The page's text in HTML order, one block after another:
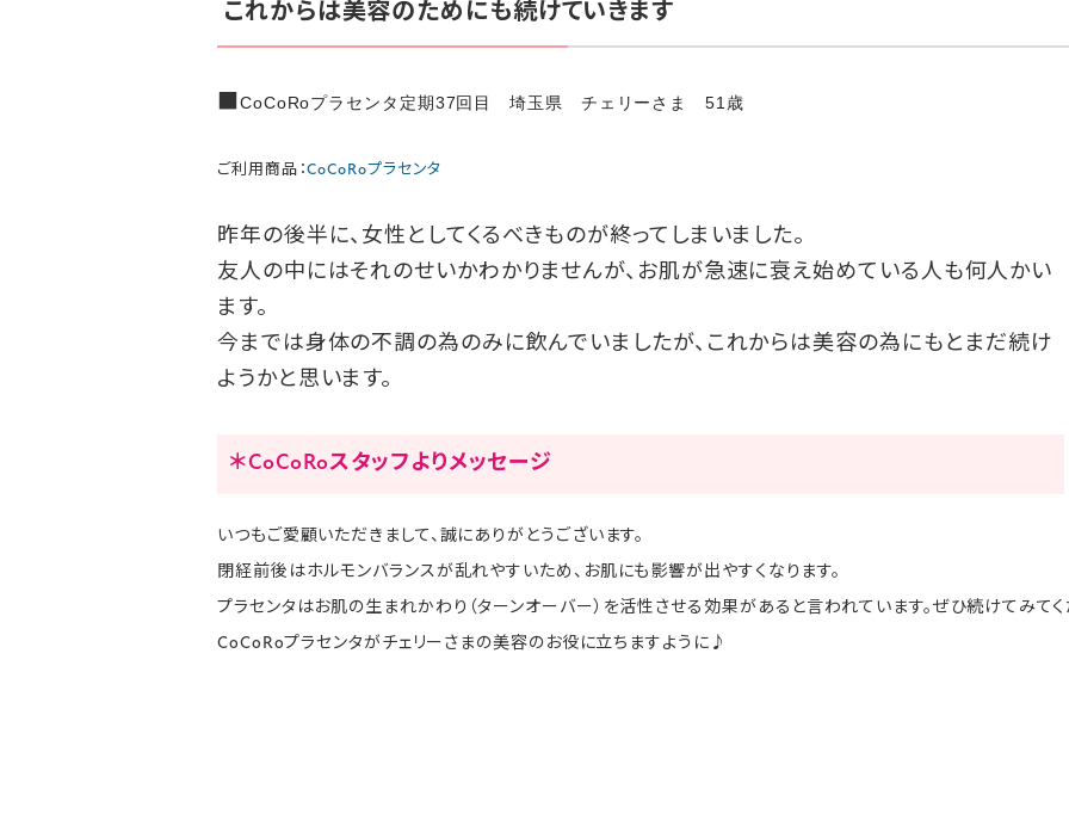
これからは美容のためにも続けていきます
■CoCoRoプラセンタ定期37回目 埼玉県 チェリーさま 51歳
ご利用商品：CoCoRoプラセンタ
昨年の後半に、女性としてくるべきものが終ってしまいました。
友人の中にはそれのせいかわかりませんが、お肌が急速に衰え始めている人も何人かい
ます。
今までは身体の不調の為のみに飲んでいましたが、これからは美容の為にもとまだ続け
ようかと思います。
＊CoCoRoスタッフよりメッセージ
いつもご愛顧いただきまして、誠にありがとうございます。
閉経前後はホルモンバランスが乱れやすいため、お肌にも影響が出やすくなります。
プラセンタはお肌の生まれかわり（ターンオーバー）を活性させる効果があると言われています。ぜひ続けてみてく
CoCoRoプラセンタがチェリーさまの美容のお役に立ちますように♪